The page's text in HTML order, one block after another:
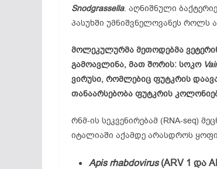
Snodgrassella. აღნიშნული
პასუხში უმნიშვნელოვანეს როლს
მოლეკულურმა მეთოდებმა
გამოავლინა, მათ შორის: სოკო
ვირუსი, რომლებიც ფუტკრის
თანაარსებობა ფუტკრის
რნმ-ის სეკვენირებამ (RNA-seq)
იტალიაში აქამდე არასდროს
Apis rhabdovirus(ARV 1 და